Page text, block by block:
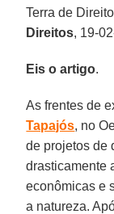
Terra de
Direitos, 19-
Eis o artigo.
As frentes de
Tapajós, no
de projetos de
drasticamente
econômicas e
a natureza.